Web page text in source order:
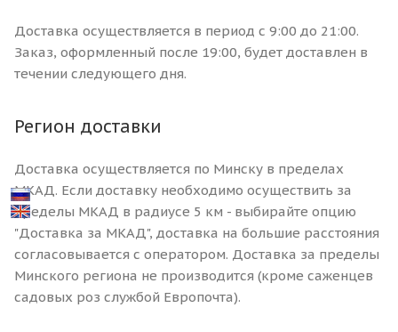
Доставка осуществляется в период с 9:00 до 21:00.
Заказ, оформленный после 19:00, будет доставлен в
течении следующего дня.
Регион доставки
Доставка осуществляется по Минску в пределах
МКАД. Если доставку необходимо осуществить за
пределы МКАД в радиусе 5 км - выбирайте опцию
"Доставка за МКАД", доставка на большие расстояния
согласовывается с оператором. Доставка за пределы
Минского региона не производится (кроме саженцев
садовых роз службой Европочта).